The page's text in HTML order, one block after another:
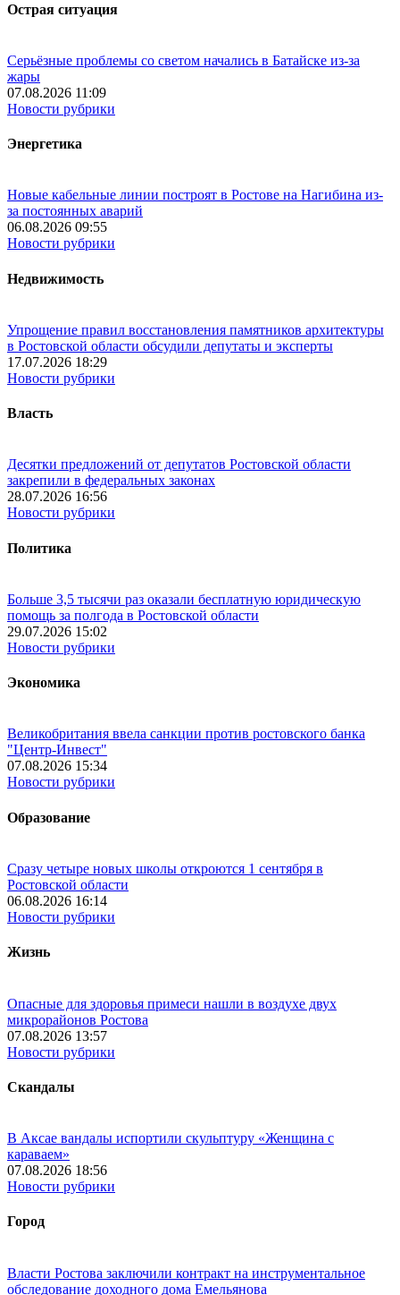
Острая ситуация
Серьёзные проблемы со светом начались в Батайске из-за
жары
07.08.2026 11:09
Новости рубрики
Энергетика
Новые кабельные линии построят в Ростове на Нагибина из-
за постоянных аварий
06.08.2026 09:55
Новости рубрики
Недвижимость
Упрощение правил восстановления памятников архитектуры
в Ростовской области обсудили депутаты и эксперты
17.07.2026 18:29
Новости рубрики
Власть
Десятки предложений от депутатов Ростовской области
закрепили в федеральных законах
28.07.2026 16:56
Новости рубрики
Политика
Больше 3,5 тысячи раз оказали бесплатную юридическую
помощь за полгода в Ростовской области
29.07.2026 15:02
Новости рубрики
Экономика
Великобритания ввела санкции против ростовского банка
"Центр-Инвест"
07.08.2026 15:34
Новости рубрики
Образование
Сразу четыре новых школы откроются 1 сентября в
Ростовской области
06.08.2026 16:14
Новости рубрики
Жизнь
Опасные для здоровья примеси нашли в воздухе двух
микрорайонов Ростова
07.08.2026 13:57
Новости рубрики
Скандалы
В Аксае вандалы испортили скульптуру «Женщина с
караваем»
07.08.2026 18:56
Новости рубрики
Город
Власти Ростова заключили контракт на инструментальное
обследование доходного дома Емельянова